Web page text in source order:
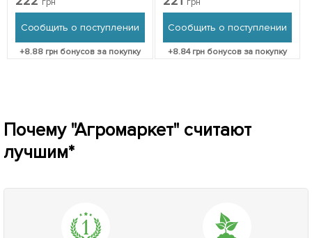
упаковке
Сообщить о поступлении
+8.88 грн бонусов за покупку
саженец в упаковке
Сообщить о поступлении
+8.84грн бонусов за покупку
Почему "Агромаркет" считают
лучшим*